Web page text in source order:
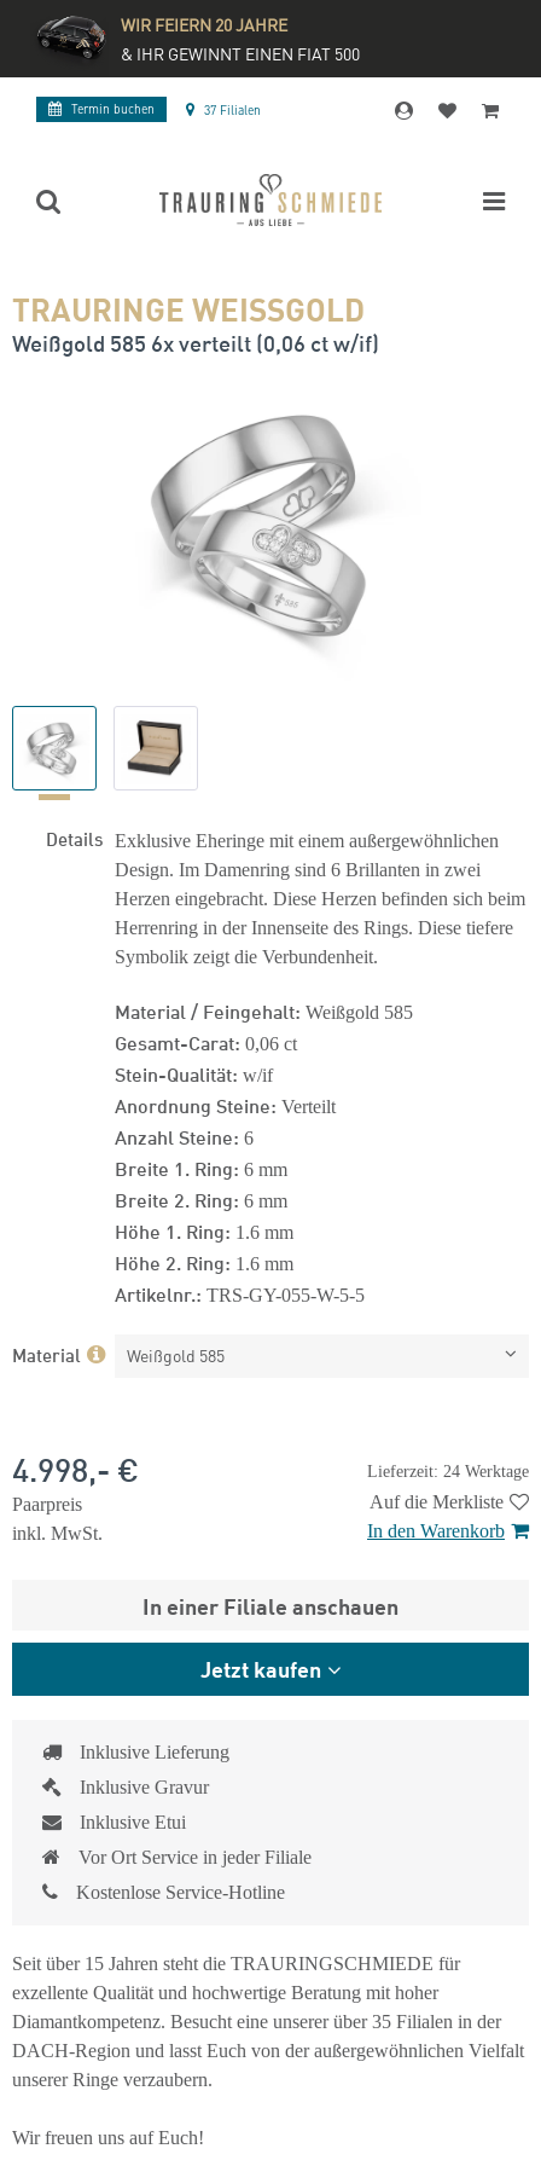
WIR FEIERN 20 JAHRE
& IHR GEWINNT EINEN FIAT 500
Termin buchen 37 Filialen
TRAURINGE WEISSGOLD
Weißgold 585 6x verteilt (0,06 ct w/if)
Details Exklusive Eheringe mit einem außergewöhnlichen
Design. Im Damenring sind 6 Brillanten in zwei
Herzen eingebracht. Diese Herzen befinden sich beim
Herrenring in der Innenseite des Rings. Diese tiefere
Symbolik zeigt die Verbundenheit.
Material / Feingehalt: Weißgold 585
Gesamt-Carat: 0,06 ct
Stein-Qualität: w/if
Anordnung Steine: Verteilt
Anzahl Steine: 6
Breite 1. Ring: 6 mm
Breite 2. Ring: 6 mm
Höhe 1. Ring: 1.6 mm
Höhe 2. Ring: 1.6 mm
Artikelnr.: TRS-GY-055-W-5-5
Material Weißgold 585
Lieferzeit: 24 Werktage
4.998,- €
Paarpreis
inkl. MwSt.
Auf die Merkliste
In den Warenkorb
In einer Filiale anschauen
Jetzt kaufen
Inklusive Lieferung
Inklusive Gravur
Inklusive Etui
Vor Ort Service in jeder Filiale
Kostenlose Service-Hotline
Seit über 15 Jahren steht die TRAURINGSCHMIEDE für
exzellente Qualität und hochwertige Beratung mit hoher
Diamantkompetenz. Besucht eine unserer über 35 Filialen in der
DACH-Region und lasst Euch von der außergewöhnlichen Vielfalt
unserer Ringe verzaubern.
Wir freuen uns auf Euch!